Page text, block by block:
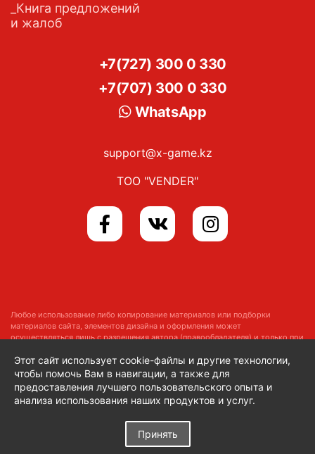
Книга предложений
и жалоб
+7(727) 300 0 330
+7(707) 300 0 330
WhatsApp
support@x-game.kz
ТОО "VENDER"
Любое использование либо копирование материалов или подборки
материалов сайта, элементов дизайна и оформления может
осуществляться лишь с разрешения автора (правообладателя) и только при
Copyright © 2014–2026 x-game.kz
Все права защищены
Этот сайт использует cookie-файлы и другие технологии,
чтобы помочь Вам в навигации, а также для
предоставления лучшего пользовательского опыта и
анализа использования наших продуктов и услуг.
Принять